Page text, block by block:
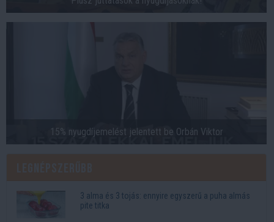
15% nyugdíjemelést jelentett be Orbán Viktor
3 alma és 3 tojás: ennyire egyszerű a puha almás
pite titka